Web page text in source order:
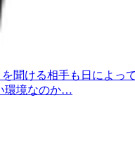
聞ける相手も日によっ
環境なのか…